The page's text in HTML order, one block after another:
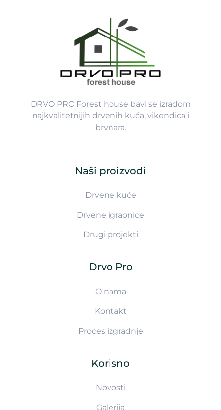
DRVO PRO Forest house bavi se izradom
najkvalitetnijih drvenih kuća, vikendica i
brvnara.
Naši proizvodi
Drvene kuće
Drvene igraonice
Drugi projekti
Drvo Pro
O nama
Kontakt
Proces izgradnje
Korisno
Novosti
Galerija